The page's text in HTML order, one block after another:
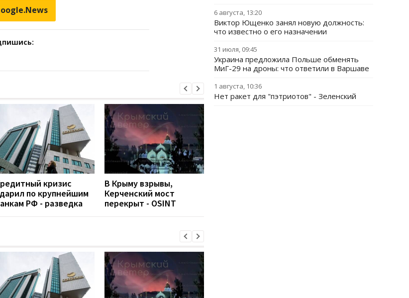
кризис
по крупнейшим
РФ - разведка
В Крыму взрывы,
Керченский мост
перекрыт - OSINT
6 августа, 13:20
Виктор Ющенко занял новую должность:
что известно о его назначении
31 июля, 09:45
Украина предложила Польше обменять
МиГ-29 на дроны: что ответили в Варшаве
1 августа, 10:36
Нет ракет для "пэтриотов" - Зеленский